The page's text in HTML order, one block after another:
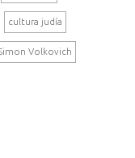
cultura judía
Volkovich